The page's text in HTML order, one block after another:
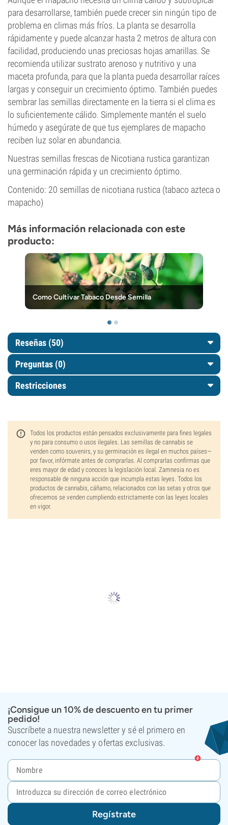
para desarrollarse, también puede crecer sin ningún tipo de
problema en climas más fríos. La planta se desarrolla
rápidamente y puede alcanzar hasta 2 metros de altura con
facilidad, produciendo unas preciosas hojas amarillas. Se
recomienda utilizar sustrato arenoso y nutritivo y una
maceta profunda, para que la planta pueda desarrollar raíces
largas y conseguir un crecimiento óptimo. También puedes
sembrar las semillas directamente en la tierra si el clima es
lo suficientemente cálido. Simplemente mantén el suelo
húmedo y asegúrate de que tus ejemplares de mapacho
reciben luz solar en abundancia.
Nuestras semillas frescas de Nicotiana rustica garantizan
una germinación rápida y un crecimiento óptimo.
Contenido: 20 semillas de nicotiana rustica (tabaco azteca o
mapacho)
Más información relacionada con este
producto:
Como Cultivar Tabaco Desde Semilla
Reseñas (50)
Preguntas (0)
Restricciones
Todos los productos están pensados exclusivamente para fines legales
y no para consumo o usos ilegales. Las semillas de cannabis se
venden como souvenirs, y su germinación es ilegal en muchos países—
por favor, infórmate antes de comprarlas. Al comprarlas confirmas que
eres mayor de edad y conoces la legislación local. Zamnesia no es
responsable de ninguna acción que incumpla estas leyes. Todos los
productos de cannabis, cáñamo, relacionados con las setas y otros que
ofrecemos se venden cumpliendo estrictamente con las leyes locales
en vigor.
¡Consigue un 10% de descuento en tu primer
pedido!
Suscríbete a nuestra newsletter y sé el primero en
conocer las novedades y ofertas exclusivas.
Regístrate